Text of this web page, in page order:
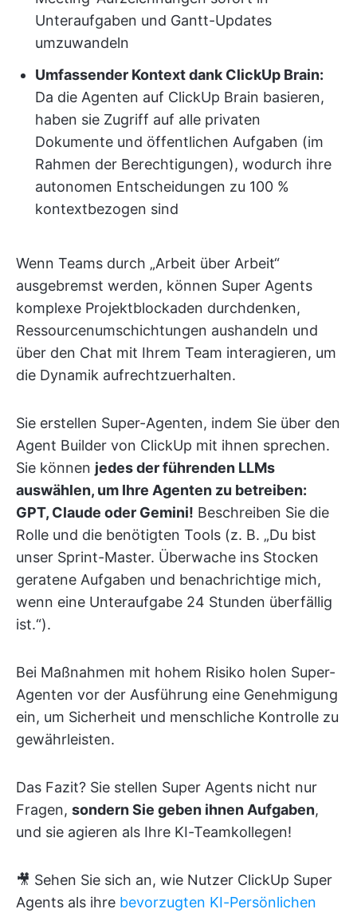
Unteraufgaben und Gantt-Updates
umzuwandeln
Umfassender Kontext dank ClickUp Brain:
Da die Agenten auf ClickUp Brain basieren,
haben sie Zugriff auf alle privaten
Dokumente und öffentlichen Aufgaben (im
Rahmen der Berechtigungen), wodurch ihre
autonomen Entscheidungen zu 100 %
kontextbezogen sind
Wenn Teams durch „Arbeit über Arbeit“
ausgebremst werden, können Super Agents
komplexe Projektblockaden durchdenken,
Ressourcenumschichtungen aushandeln und
über den Chat mit Ihrem Team interagieren, um
die Dynamik aufrechtzuerhalten.
Sie erstellen Super-Agenten, indem Sie über den
Agent Builder von ClickUp mit ihnen sprechen.
Sie können jedes der führenden LLMs
auswählen, um Ihre Agenten zu betreiben:
GPT, Claude oder Gemini! Beschreiben Sie die
Rolle und die benötigten Tools (z. B. „Du bist
unser Sprint-Master. Überwache ins Stocken
geratene Aufgaben und benachrichtige mich,
wenn eine Unteraufgabe 24 Stunden überfällig
ist.“).
Bei Maßnahmen mit hohem Risiko holen Super-
Agenten vor der Ausführung eine Genehmigung
ein, um Sicherheit und menschliche Kontrolle zu
gewährleisten.
Das Fazit? Sie stellen Super Agents nicht nur
Fragen, sondern Sie geben ihnen Aufgaben,
und sie agieren als Ihre KI-Teamkollegen!
🎥 Sehen Sie sich an, wie Nutzer ClickUp Super
Agents als ihre bevorzugten KI-Persönlichen